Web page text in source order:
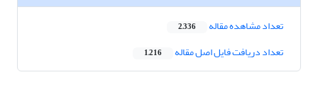
تعداد مشاهده مقاله 2,336
تعداد دریافت فایل اصل مقاله 1,216